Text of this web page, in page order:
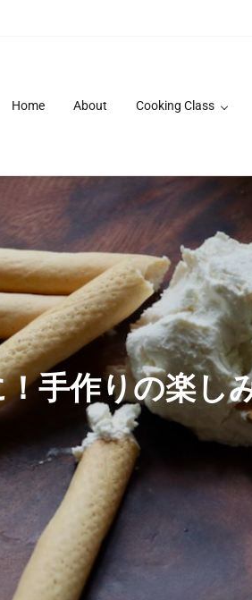
Home About Cooking Class
手作りの楽し